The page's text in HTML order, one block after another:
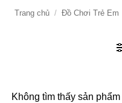
Trang chủ / Đồ Chơi Trẻ Em
Không tìm thấy sản